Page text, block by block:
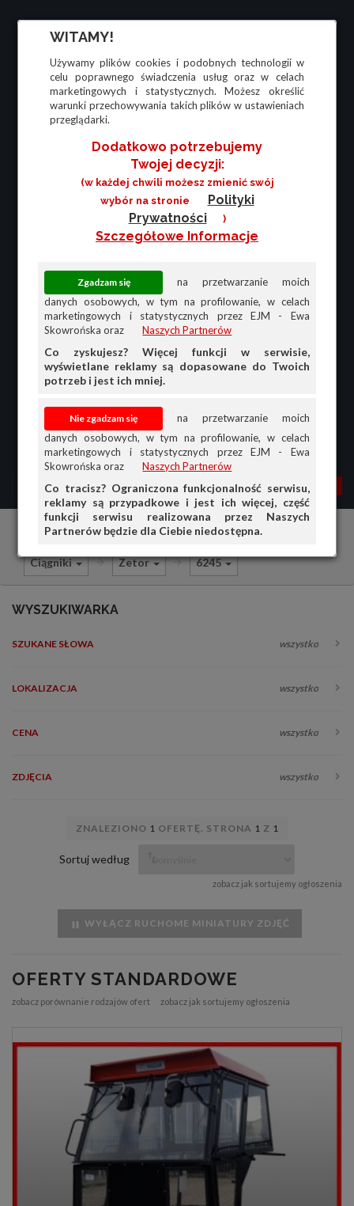
WITAMY!
Używamy plików cookies i podobnych technologii w
celu poprawnego świadczenia usług oraz w celach
marketingowych i statystycznych. Możesz określić
warunki przechowywania takich plików w ustawieniach
przeglądarki.
Dodatkowo potrzebujemy
Twojej decyzji:
(w każdej chwili możesz zmienić swój
wybór na stronie
Polityki
Prywatności
)
Szczegółowe Informacje
na przetwarzanie moich
danych osobowych, w tym na profilowanie, w celach
marketingowych i statystycznych przez EJM - Ewa
Skowrońska oraz
Naszych Partnerów
Co zyskujesz? Więcej funkcji w serwisie,
wyświetlane reklamy są dopasowane do Twoich
potrzeb i jest ich mniej.
na przetwarzanie moich
danych osobowych, w tym na profilowanie, w celach
marketingowych i statystycznych przez EJM - Ewa
Skowrońska oraz
Naszych Partnerów
Co tracisz? Ograniczona funkcjonalność serwisu,
reklamy są przypadkowe i jest ich więcej, część
funkcji serwisu realizowana przez Naszych
Partnerów będzie dla Ciebie niedostępna.
MENU MOJA AG
PRZEGLĄD
OFERTA DLA FIRM
Części do maszyn rolniczych Sprzedam
Ciągniki Zetor 6245
WYSZUKIWARKA
SZUKANE SŁOWA wszystko
LOKALIZACJA wszystko
CENA wszystko
ZDJĘCIA wszystko
ZNALEZIONO 1 OFERTĘ. STRONA 1 Z 1
Sortuj według
zobacz jak sortujemy ogłoszenia
WYŁĄCZ RUCHOME MINIATURY ZDJĘĆ
OFERTY STANDARDOWE
zobacz porównanie rodzajów ofert zobacz jak sortujemy ogłoszenia